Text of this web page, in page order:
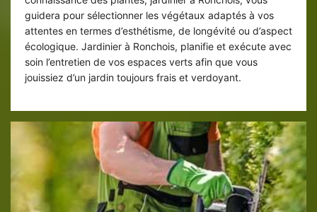
guidera pour sélectionner les végétaux adaptés à vos
attentes en termes d’esthétisme, de longévité ou d’aspect
écologique. Jardinier à Ronchois, planifie et exécute avec
soin l’entretien de vos espaces verts afin que vous
jouissiez d’un jardin toujours frais et verdoyant.